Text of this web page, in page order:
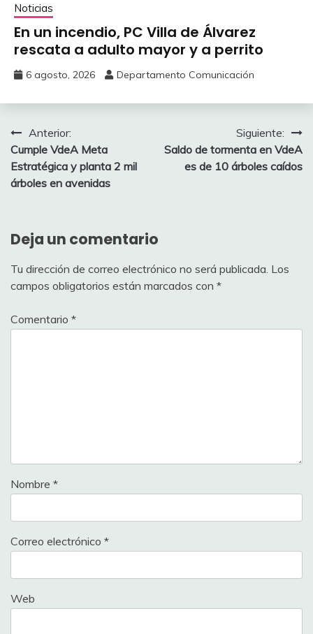
Noticias
En un incendio, PC Villa de Álvarez
‎rescata a adulto mayor y a perrito
6 agosto, 2026 Departamento Comunicación
Navegación
de
entradas
Anterior:
‎‎Cumple VdeA Meta
Estratégica y planta 2 mil
árboles en avenidas
Siguiente:
‎Saldo de tormenta en VdeA
es de 10 árboles caídos
Deja un comentario
Tu dirección de correo electrónico no será publicada. Los
campos obligatorios están marcados con *
Comentario *
Nombre *
Correo electrónico *
Web